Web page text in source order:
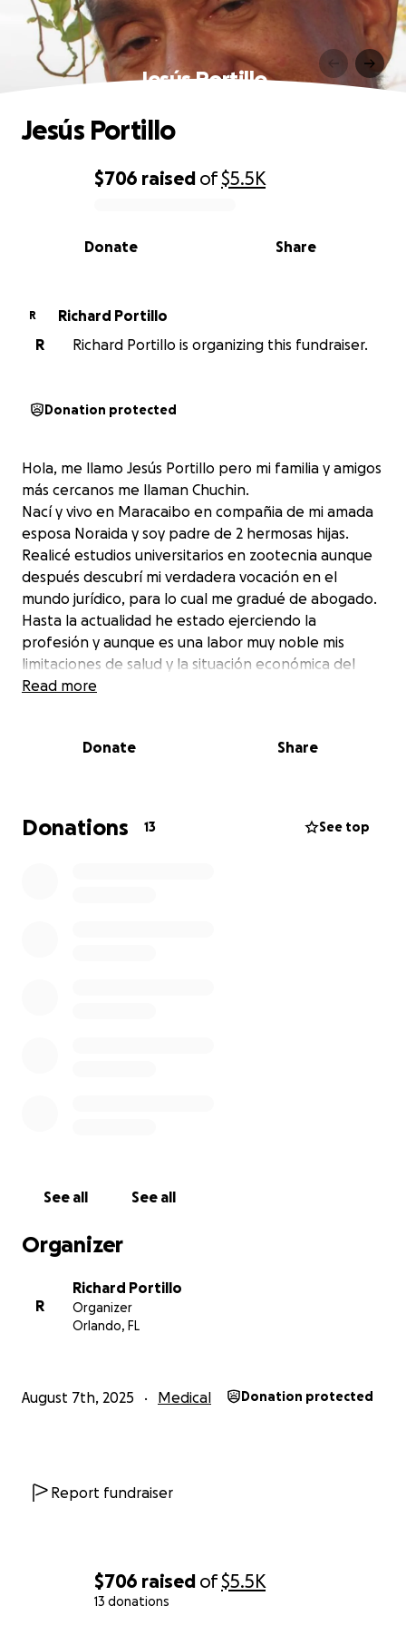
$706 raised of$5.5K
13 donations
Jesús Portillo
0% complete
$706 raised of$5.5K
Share
Donate
Jesús Portillo
R
Richard Portillo
R
Richard Portillo is organizing this fundraiser.
Donation protected
Hola, me llamo Jesús Portillo pero mi familia y amigos
más cercanos me llaman Chuchin.
Nací y vivo en Maracaibo en compañia de mi amada
esposa Noraida y soy padre de 2 hermosas hijas.
Realicé estudios universitarios en zootecnia aunque
después descubrí mi verdadera vocación en el
mundo jurídico, para lo cual me gradué de abogado.
Hasta la actualidad he estado ejerciendo la
profesión y aunque es una labor muy noble mis
limitaciones de salud y la situación económica del
país me obligan a utilizar estos medios para
una ayuda económica para extender mis días de
me han diagnosticado que tengo un “meningioma
frontal” (tumor en el cerebro) y requiero una cirugía
Read more
Donate Share
Donations 13 See top
See all See all
Organizer
R
Richard Portillo
Organizer
Orlando, FL
August 7th, 2025 Medical Donation protected
Report fundraiser